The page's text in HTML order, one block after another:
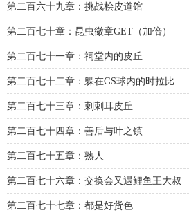
第二百六十九章：挑战桧皮道馆
第二百七十章：昆虫徽章GET（加倍）
第二百七十一章：祠堂内的皮丘
第二百七十二章：躲在GS球内的时拉比
第二百七十三章：刺刺耳皮丘
第二百七十四章：善后与叶之镇
第二百七十五章：熟人
第二百七十六章：交换会又遇鲤鱼王大叔
第二百七十七章：都是好货色